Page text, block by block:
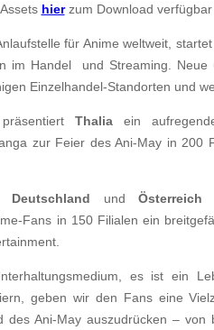
Assets hierzum Download verfügbar
für Anime weltweit,
im Handel und Streaming. Neue
Einzelhandel-Standorten und
Thaliaein
zur Feier des Ani-May in 200
Deutschland und
Fans in 150 Filialen ein
es ist ein
geben wir den Fans eine
des Ani-May auszudrücken – von